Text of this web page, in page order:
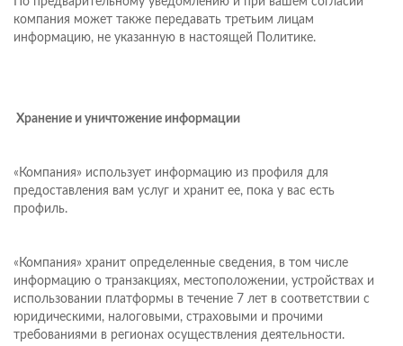
компания может также передавать третьим лицам
информацию, не указанную в настоящей Политике.
Хранение и уничтожение информации
«Компания» использует информацию из профиля для
предоставления вам услуг и хранит ее, пока у вас есть
профиль.
«Компания» хранит определенные сведения, в том числе
информацию о транзакциях, местоположении, устройствах и
использовании платформы в течение 7 лет в соответствии с
юридическими, налоговыми, страховыми и прочими
требованиями в регионах осуществления деятельности.